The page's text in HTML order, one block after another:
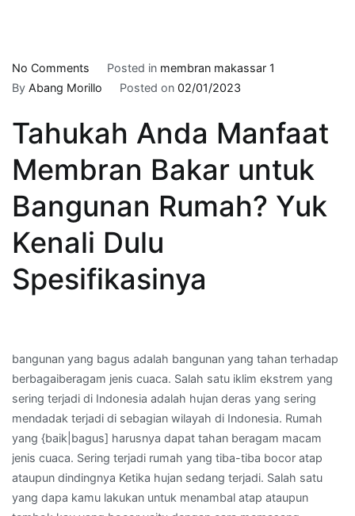
No Comments
081-
118-
484
–
MEMBRANE
Terutama
Selatan
Posted in membran makassar 1
By Abang Morillo Posted on 02/01/2023
Tahukah Anda Manfaat
Membran Bakar untuk
Bangunan Rumah? Yuk
Kenali Dulu
Spesifikasinya
bangunan yang bagus adalah bangunan yang tahan terhadap
berbagaiberagam jenis cuaca. Salah satu iklim ekstrem yang
sering terjadi di Indonesia adalah hujan deras yang sering
mendadak terjadi di sebagian wilayah di Indonesia. Rumah
yang {baik|bagus] harusnya dapat tahan beragam macam
jenis cuaca. Sering terjadi rumah yang tiba-tiba bocor atap
ataupun dindingnya Ketika hujan sedang terjadi. Salah satu
yang dapa kamu lakukan untuk menambal atap ataupun